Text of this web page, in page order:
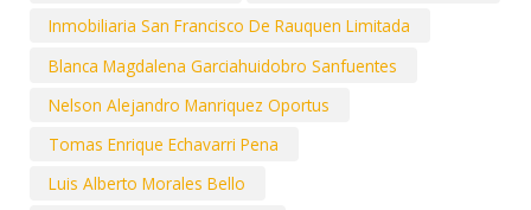
Inmobiliaria San Francisco De Rauquen Limitada
Blanca Magdalena Garciahuidobro Sanfuentes
Nelson Alejandro Manriquez Oportus
Tomas Enrique Echavarri Pena
Luis Alberto Morales Bello